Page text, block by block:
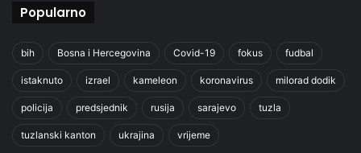
Popularno
bih Bosna i Hercegovina Covid-19 fokus fudbal
istaknuto izrael kameleon koronavirus milorad dodik
policija predsjednik rusija sarajevo tuzla
tuzlanski kanton ukrajina vrijeme